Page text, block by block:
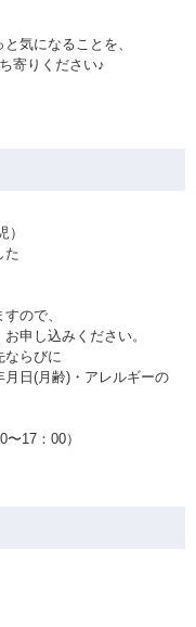
気になることを、
寄りください♪
ので、
申し込みください。
らびに
日(月齢)・アレルギーの
17：00）